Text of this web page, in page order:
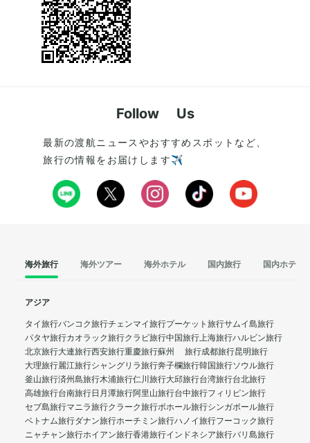
Follow Us
最新の渡航ニュースやおすすめスポットなど、
旅行の情報をお届けします✈️
海外旅行 海外ツアー 海外ホテル 国内旅行 国内ホテル
アジア
タイ旅行バンコク旅行チェンマイ旅行プーケット旅行サムイ島旅行
パタヤ旅行カオラック旅行クラビ旅行中国旅行上海旅行ハルビン旅行
北京旅行大連旅行西安旅行重慶旅行蘇州 旅行成都旅行昆明旅行
大理旅行麗江旅行シャングリラ旅行奔子欄旅行韓国旅行ソウル旅行
釜山旅行済州島旅行木浦旅行仁川旅行大邱旅行台湾旅行台北旅行
高雄旅行台南旅行日月潭旅行阿里山旅行台中旅行フィリピン旅行
セブ島旅行マニラ旅行クラーク旅行ボホール旅行シンガポール旅行
ベトナム旅行ダナン旅行ホーチミン旅行ハノイ旅行フーコック旅行
ニャチャン旅行ホイアン旅行香港旅行インドネシア旅行バリ島旅行